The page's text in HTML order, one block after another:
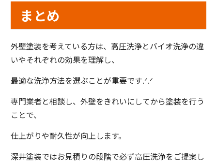
まとめ
外壁塗装を考えている方は、高圧洗浄とバイオ洗浄の違
いやそれぞれの効果を理解し、
最適な洗浄方法を選ぶことが重要です.ᐟ.ᐟ
専門業者と相談し、外壁をきれいにしてから塗装を行う
ことで、
仕上がりや耐久性が向上します。
深井塗装ではお見積りの段階で必ず高圧洗浄をご提案し